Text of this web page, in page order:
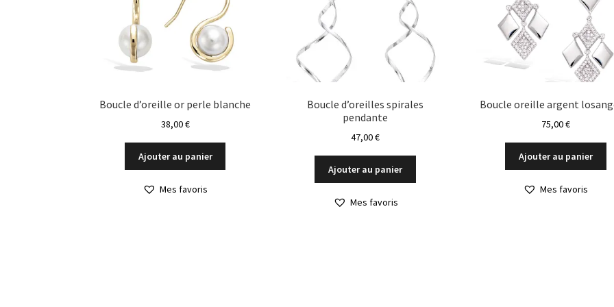
Boucle d’oreille or perle blanche
38,00€
Ajouter au panier
Mes favoris
Boucle d’oreilles spirales
pendante
47,00€
Ajouter au panier
Mes favoris
Boucle oreille argent
75,00€
Ajouter au panier
Mes favoris